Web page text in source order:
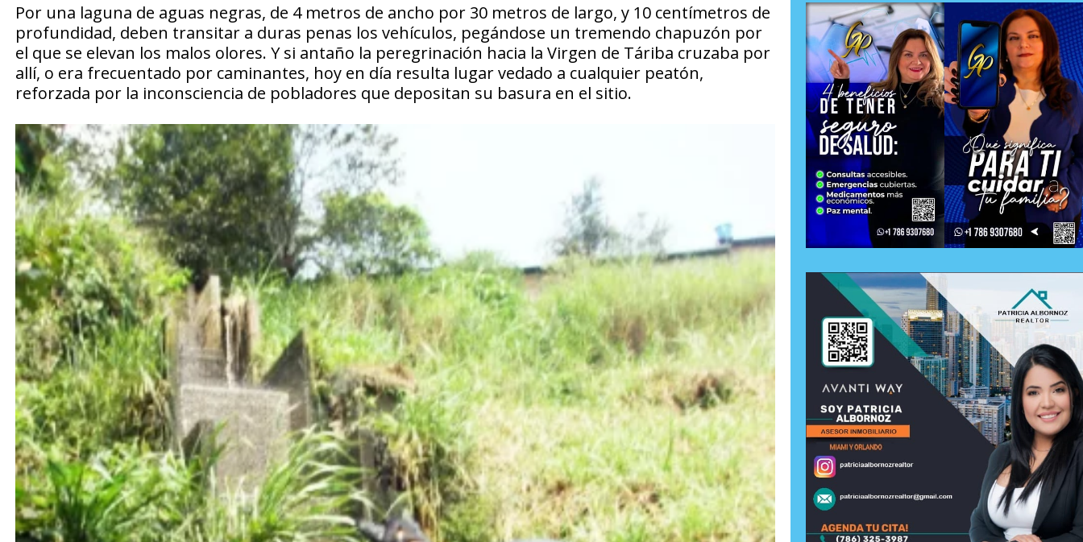
Por una laguna de aguas negras, de 4 metros de ancho por 30 metros de largo, y 10 centímetros de
profundidad, deben transitar a duras penas los vehículos, pegándose un tremendo chapuzón por
el que se elevan los malos olores. Y si antaño la peregrinación hacia la Virgen de Táriba cruzaba por
allí, o era frecuentado por caminantes, hoy en día resulta lugar vedado a cualquier peatón,
reforzada por la inconsciencia de pobladores que depositan su basura en el sitio.